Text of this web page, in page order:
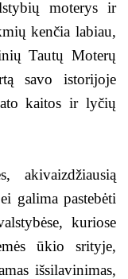
moterys ir
kenčia labiau,
Tautų Moterų
savo istorijoje
kaitos ir lyčių
akivaizdžiausią
galima pastebėti
kuriose
ūkio srityje,
išsilavinimas,